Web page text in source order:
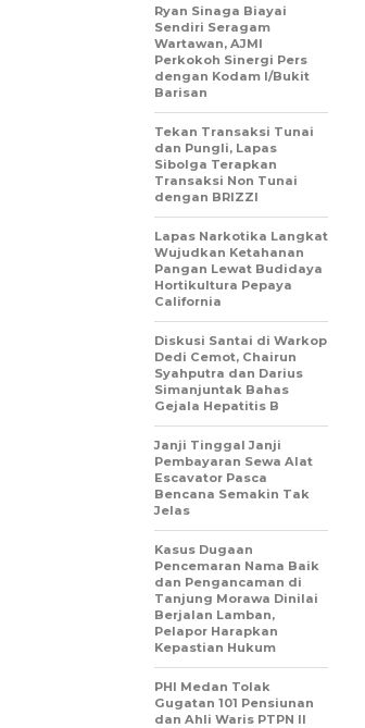
Ryan Sinaga Biayai
Sendiri Seragam
Wartawan, AJMI
Perkokoh Sinergi Pers
dengan Kodam I/Bukit
Barisan
Tekan Transaksi Tunai
dan Pungli, Lapas
Sibolga Terapkan
Transaksi Non Tunai
dengan BRIZZI
Lapas Narkotika Langkat
Wujudkan Ketahanan
Pangan Lewat Budidaya
Hortikultura Pepaya
California
Diskusi Santai di Warkop
Dedi Cemot, Chairun
Syahputra dan Darius
Simanjuntak Bahas
Gejala Hepatitis B
Janji Tinggal Janji
Pembayaran Sewa Alat
Escavator Pasca
Bencana Semakin Tak
Jelas
Kasus Dugaan
Pencemaran Nama Baik
dan Pengancaman di
Tanjung Morawa Dinilai
Berjalan Lamban,
Pelapor Harapkan
Kepastian Hukum
PHI Medan Tolak
Gugatan 101 Pensiunan
dan Ahli Waris PTPN II